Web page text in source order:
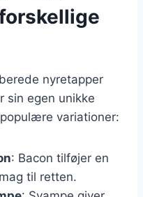
nyretapper
sin egen unikke
variationer:
: Bacon tilføjer en
til retten.